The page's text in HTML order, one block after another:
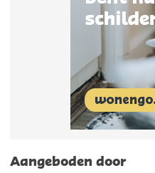
Aangeboden door